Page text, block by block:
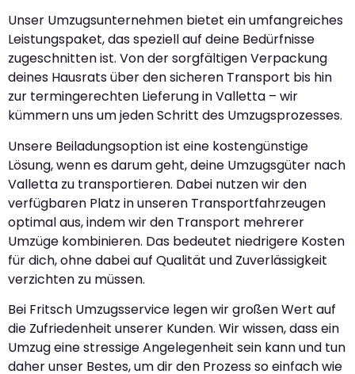
Unser Umzugsunternehmen bietet ein umfangreiches
Leistungspaket, das speziell auf deine Bedürfnisse
zugeschnitten ist. Von der sorgfältigen Verpackung
deines Hausrats über den sicheren Transport bis hin
zur termingerechten Lieferung in Valletta – wir
kümmern uns um jeden Schritt des Umzugsprozesses.
Unsere Beiladungsoption ist eine kostengünstige
Lösung, wenn es darum geht, deine Umzugsgüter nach
Valletta zu transportieren. Dabei nutzen wir den
verfügbaren Platz in unseren Transportfahrzeugen
optimal aus, indem wir den Transport mehrerer
Umzüge kombinieren. Das bedeutet niedrigere Kosten
für dich, ohne dabei auf Qualität und Zuverlässigkeit
verzichten zu müssen.
Bei Fritsch Umzugsservice legen wir großen Wert auf
die Zufriedenheit unserer Kunden. Wir wissen, dass ein
Umzug eine stressige Angelegenheit sein kann und tun
daher unser Bestes, um dir den Prozess so einfach wie